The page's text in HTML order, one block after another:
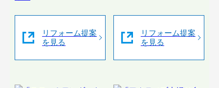
リフォーム提案
を見る
リフォーム提案
を見る